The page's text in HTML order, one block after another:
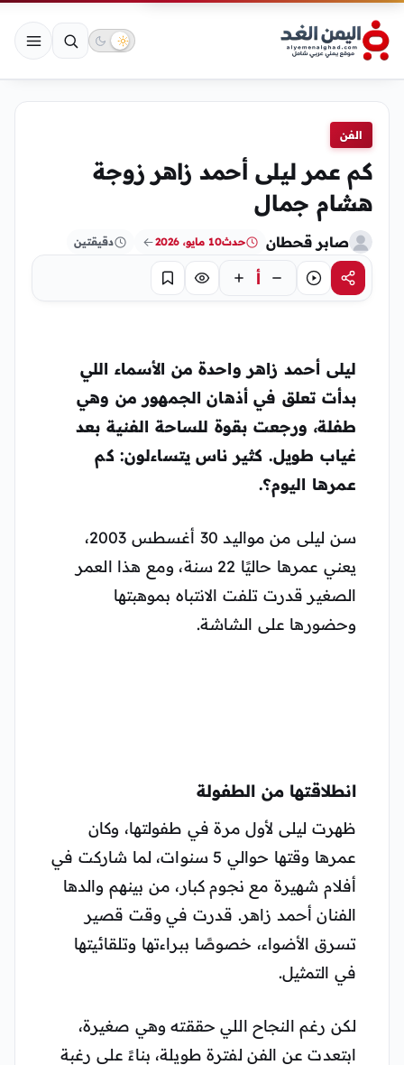
الفن
كم عمر ليلى أحمد زاهر زوجة
هشام جمال
صابر قحطان حدث10 مايو، 2026 دقيقتين
مشاركةاستماع أ تركيز حفظ
ليلى أحمد زاهر واحدة من الأسماء اللي
بدأت تعلق في أذهان الجمهور من وهي
طفلة، ورجعت بقوة للساحة الفنية بعد
غياب طويل. كثير ناس يتساءلون: كم
عمرها اليوم؟.
سن ليلى من مواليد 30 أغسطس 2003،
يعني عمرها حاليًا 22 سنة، ومع هذا العمر
الصغير قدرت تلفت الانتباه بموهبتها
وحضورها على الشاشة.
انطلاقتها من الطفولة
ظهرت ليلى لأول مرة في طفولتها، وكان
عمرها وقتها حوالي 5 سنوات، لما شاركت في
أفلام شهيرة مع نجوم كبار، من بينهم والدها
الفنان أحمد زاهر. قدرت في وقت قصير
تسرق الأضواء، خصوصًا ببراءتها وتلقائيتها
في التمثيل.
لكن رغم النجاح اللي حققته وهي صغيرة،
ابتعدت عن الفن لفترة طويلة، بناءً على رغبة